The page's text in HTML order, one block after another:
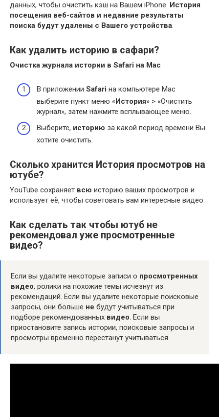
данных, чтобы очистить кэш на Вашем iPhone. История
посещения веб-сайтов и недавние результаты
поиска будут удалены с Вашего устройства.
Как удалить историю в сафари?
Очистка журнала истории в Safari на Mac
В приложении Safari на компьютере Mac
выберите пункт меню «История» > «Очистить
журнал», затем нажмите всплывающее меню.
Выберите, историю за какой период времени Вы
хотите очистить.
Сколько хранится История просмотров на
ютубе?
YouTube сохраняет всю историю ваших просмотров и
использует её, чтобы советовать вам интересные видео.
Как сделать так чтобы ютуб не
рекомендовал уже просмотренные
видео?
Если вы удалите некоторые записи о просмотренных
видео, ролики на похожие темы исчезнут из
рекомендаций. Если вы удалите некоторые поисковые
запросы, они больше не будут учитываться при
подборе рекомендованных видео. Если вы
приостановите запись истории, поисковые запросы и
просмотры временно перестанут учитываться.